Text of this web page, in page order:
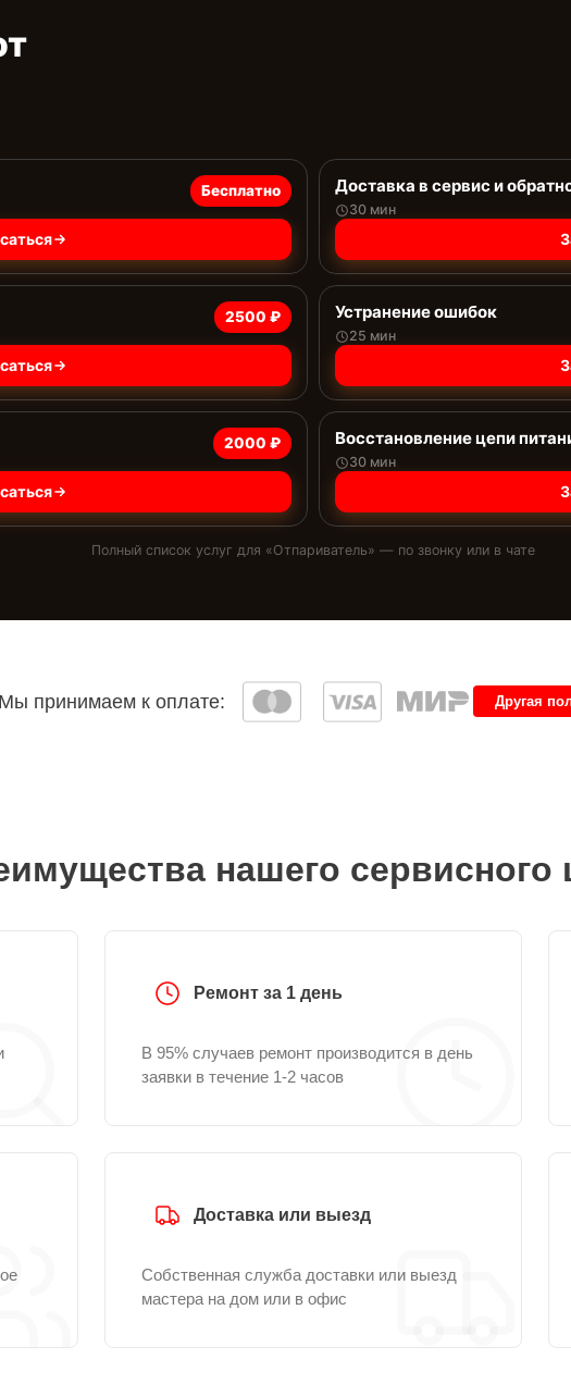
Бесплатно Доставка в сервис и
30 мин
2500 ₽ Устранение ошибок
25 мин
2000 ₽ Восстановление цепи
30 мин
Полный список услуг для «Отпариватель» — по звонку или в чате
Мы принимаем к оплате: Другая
нашего сервисного
Ремонт за 1 день
В 95% случаев ремонт производится в день
заявки в течение 1-2 часов
Доставка или выезд
Собственная служба доставки или выезд
мастера на дом или в офис